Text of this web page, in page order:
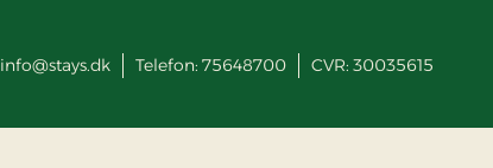
info@stays.dk Telefon: 75648700 CVR: 30035615